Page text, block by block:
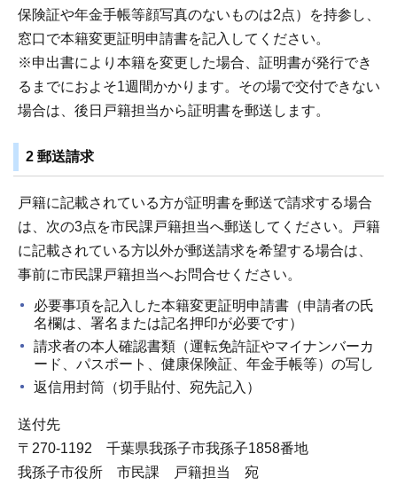
保険証や年金手帳等顔写真のないものは2点）を持参し、
窓口で本籍変更証明申請書を記入してください。
※申出書により本籍を変更した場合、証明書が発行でき
るまでにおよそ1週間かかります。その場で交付できない
場合は、後日戸籍担当から証明書を郵送します。
2 郵送請求
戸籍に記載されている方が証明書を郵送で請求する場合
は、次の3点を市民課戸籍担当へ郵送してください。戸籍
に記載されている方以外が郵送請求を希望する場合は、
事前に市民課戸籍担当へお問合せください。
必要事項を記入した本籍変更証明申請書（申請者の氏
名欄は、署名または記名押印が必要です）
請求者の本人確認書類（運転免許証やマイナンバーカ
ード、パスポート、健康保険証、年金手帳等）の写し
返信用封筒（切手貼付、宛先記入）
送付先
〒270-1192 千葉県我孫子市我孫子1858番地
我孫子市役所 市民課 戸籍担当 宛